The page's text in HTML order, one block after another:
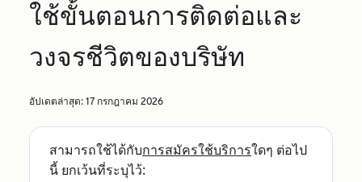
ใช้ขั้นตอนการติดต่อและ
วงจรชีวิตของบริษัท
อัปเดตล่าสุด: 17 กรกฎาคม 2026
สามารถใช้ได้กับการสมัครใช้บริการใดๆ ต่อไป
นี้ ยกเว้นที่ระบุไว้: